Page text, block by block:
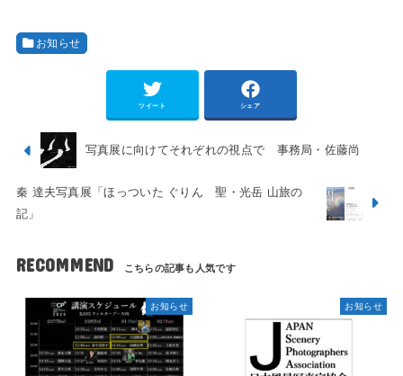
お知らせ
ツイート シェア
写真展に向けてそれぞれの視点で 事務局・佐藤尚
秦 達夫写真展「ほっついた ぐりん 聖・光岳 山旅の
記」
RECOMMEND
お知らせ お知らせ